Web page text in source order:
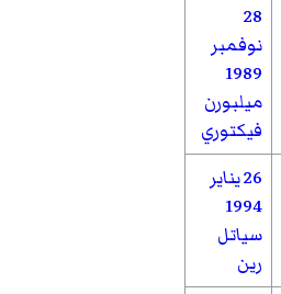
28
نوفمبر
1989
ميلبورن
فيكتوري
26 يناير
1994
سياتل
رين